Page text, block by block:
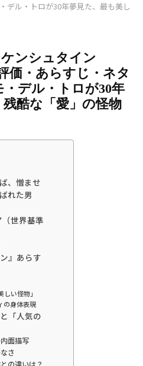
デル・トロが30年夢見た、最も美し
ケンシュタイン
価・あらすじ・ネタ
デル・トロが30年
酷な「愛」の怪物
、憎ませ
れた男
世界基準
』あらす
い怪物」
の身体表現
「人気の
面描写
さ